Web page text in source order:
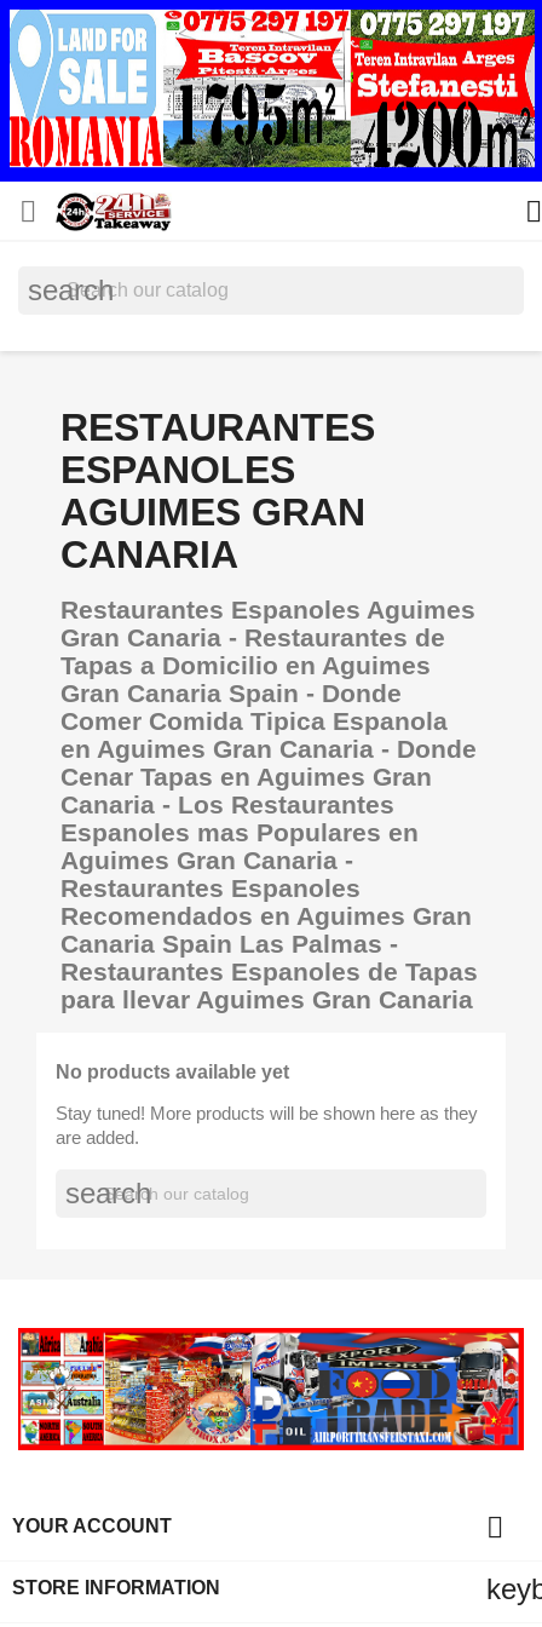
 
search
RESTAURANTES
ESPANOLES
AGUIMES GRAN
CANARIA
Restaurantes Espanoles Aguimes
Gran Canaria - Restaurantes de
Tapas a Domicilio en Aguimes
Gran Canaria Spain - Donde
Comer Comida Tipica Espanola
en Aguimes Gran Canaria - Donde
Cenar Tapas en Aguimes Gran
Canaria - Los Restaurantes
Espanoles mas Populares en
Aguimes Gran Canaria -
Restaurantes Espanoles
Recomendados en Aguimes Gran
Canaria Spain Las Palmas -
Restaurantes Espanoles de Tapas
para llevar Aguimes Gran Canaria
No products available yet
Stay tuned! More products will be shown here as they
are added.
search
YOUR ACCOUNT 
STORE INFORMATION